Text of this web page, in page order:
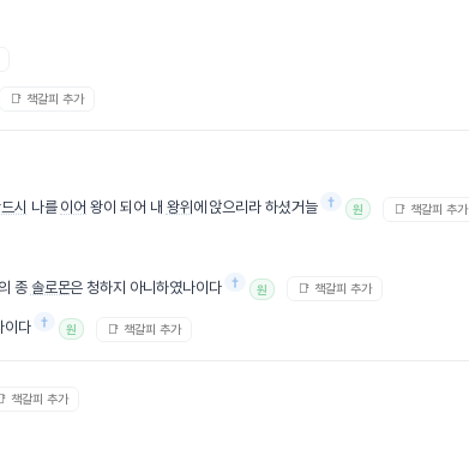
📑 책갈피 추가
시 나를 이어 왕이 되어 내 왕위 에 앉으리라 하셨거늘 † 원 📑 책갈피 추가
종 솔로몬은 청하지 아니하였나이다 † 원 📑 책갈피 추가
이다 † 원 📑 책갈피 추가
책갈피 추가